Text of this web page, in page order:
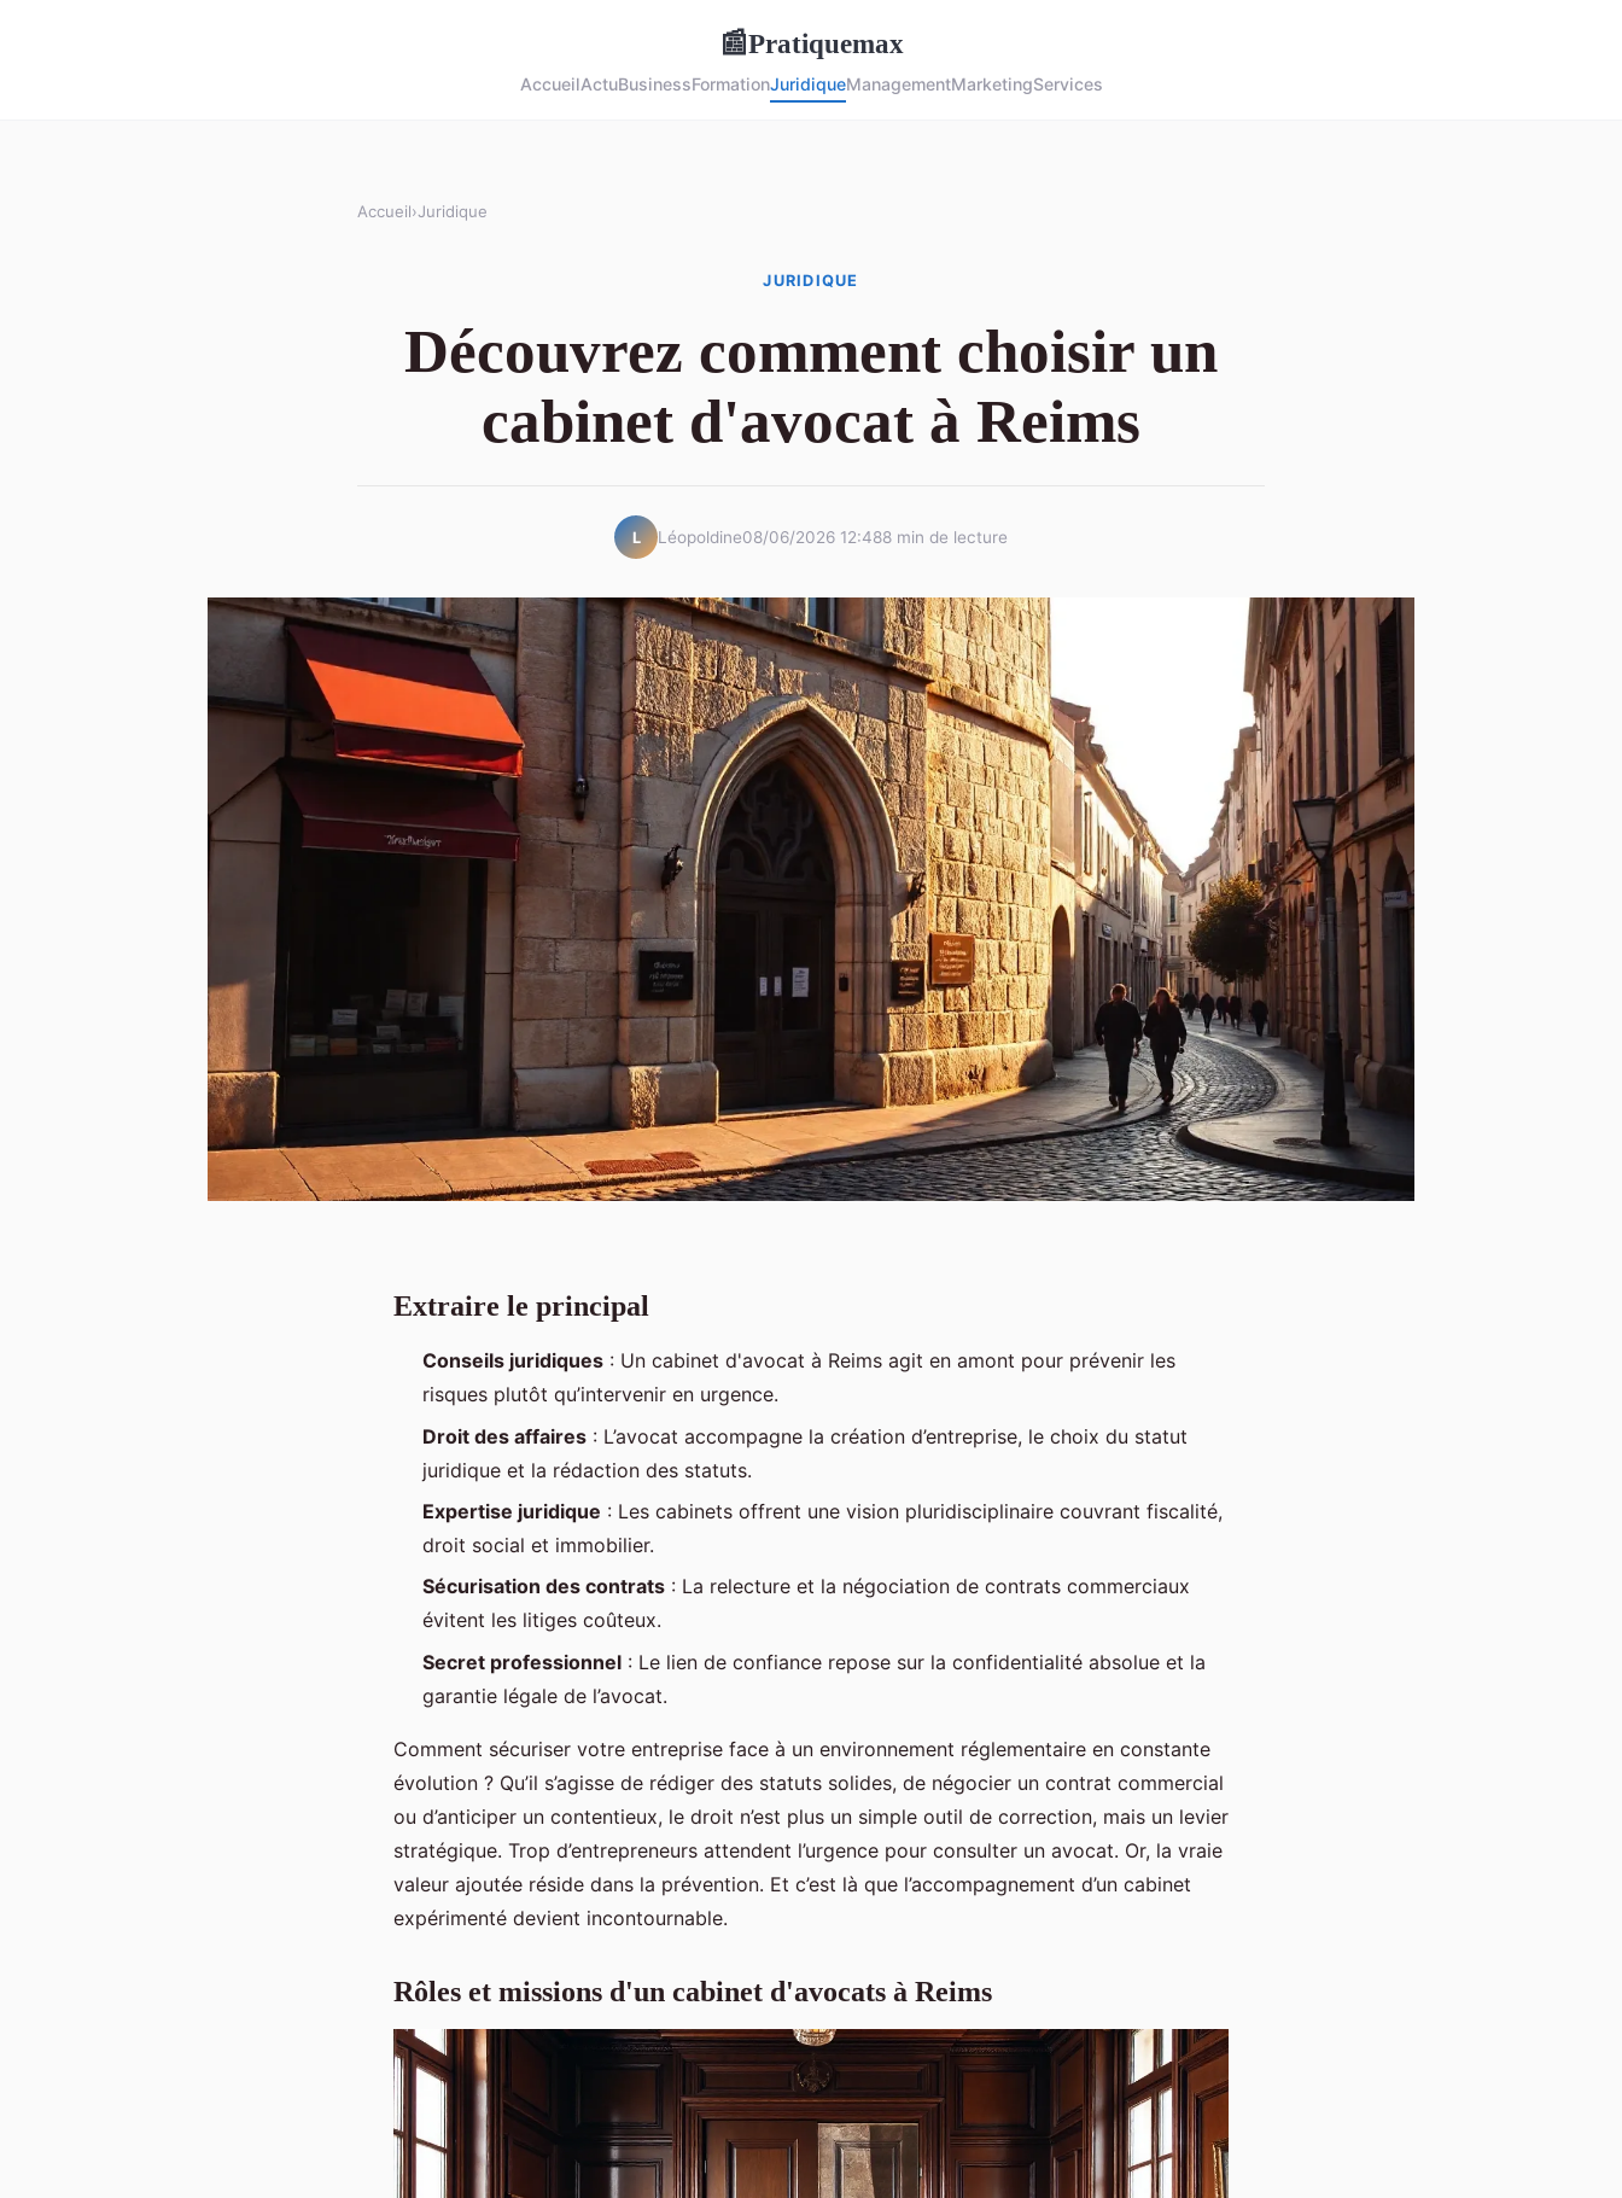
📰Pratiquemax
AccueilActuBusinessFormationJuridiqueManagementMarketingServices
Accueil›Juridique
JURIDIQUE
Découvrez comment choisir un
cabinet d'avocat à Reims
L Léopoldine08/06/2026 12:488 min de lecture
Extraire le principal
Conseils juridiques : Un cabinet d'avocat à Reims agit en amont pour prévenir les
risques plutôt qu’intervenir en urgence.
Droit des affaires : L’avocat accompagne la création d’entreprise, le choix du statut
juridique et la rédaction des statuts.
Expertise juridique : Les cabinets offrent une vision pluridisciplinaire couvrant fiscalité,
droit social et immobilier.
Sécurisation des contrats : La relecture et la négociation de contrats commerciaux
évitent les litiges coûteux.
Secret professionnel : Le lien de confiance repose sur la confidentialité absolue et la
garantie légale de l’avocat.
Comment sécuriser votre entreprise face à un environnement réglementaire en constante
évolution ? Qu’il s’agisse de rédiger des statuts solides, de négocier un contrat commercial
ou d’anticiper un contentieux, le droit n’est plus un simple outil de correction, mais un levier
stratégique. Trop d’entrepreneurs attendent l’urgence pour consulter un avocat. Or, la vraie
valeur ajoutée réside dans la prévention. Et c’est là que l’accompagnement d’un cabinet
expérimenté devient incontournable.
Rôles et missions d'un cabinet d'avocats à Reims